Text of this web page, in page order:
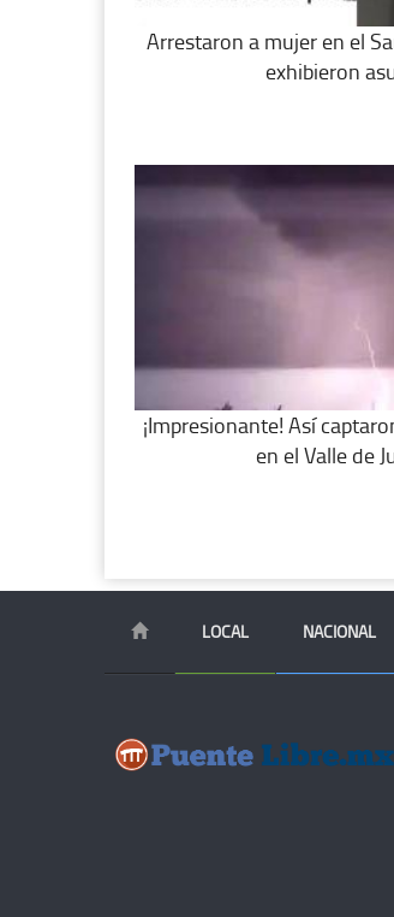
Arrestaron a mujer en el
exhibieron
¡Impresionante! Así
en el Valle de
LOCAL NACIONAL